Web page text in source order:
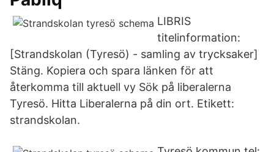
LIBRIS
titelinformation:
[Strandskolan (Tyresö) - samling av trycksaker]
Stäng. Kopiera och spara länken för att
återkomma till aktuell vy Sök på liberalerna
Tyresö. Hitta Liberalerna på din ort. Etikett:
strandskolan.